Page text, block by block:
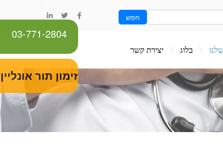
חפש
זימון תור אונליין
03-771-2804